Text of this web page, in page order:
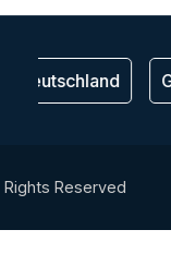
Deutschland
Reserved